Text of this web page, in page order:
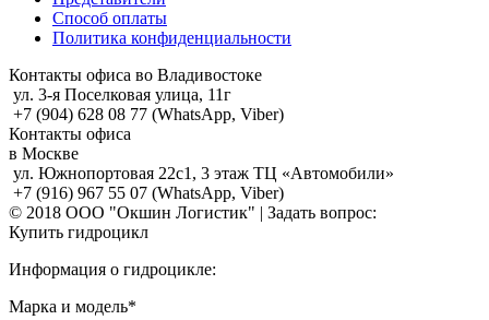
Способ оплаты
Политика конфиденциальности
Контакты офиса во Владивостоке
ул. 3-я Поселковая улица, 11г
+7 (904) 628 08 77 (WhatsApp, Viber)
Контакты офиса
в Москве
ул. Южнопортовая 22с1, 3 этаж ТЦ «Автомобили»
+7 (916) 967 55 07 (WhatsApp, Viber)
© 2018 ООО "Окшин Логистик" | Задать вопрос:
Купить гидроцикл
Информация о гидроцикле:
Марка и модель*